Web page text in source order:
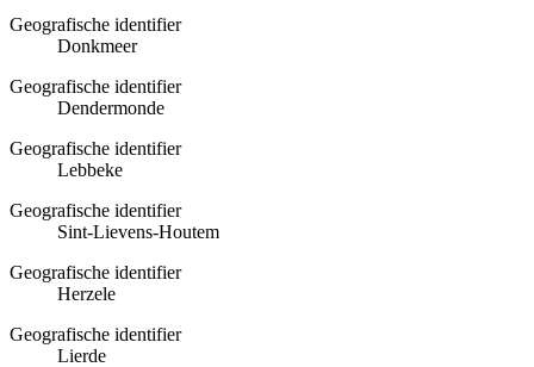
Geografische identifier
Donkmeer
Geografische identifier
Dendermonde
Geografische identifier
Lebbeke
Geografische identifier
Sint-Lievens-Houtem
Geografische identifier
Herzele
Geografische identifier
Lierde